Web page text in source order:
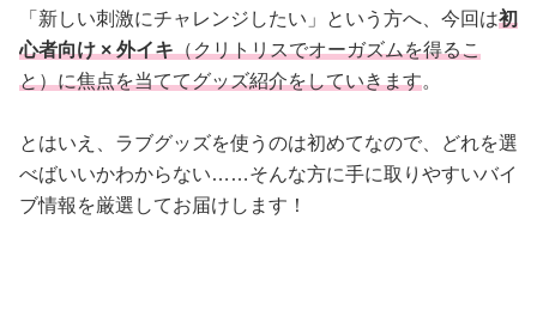
「新しい刺激にチャレンジしたい」という方へ、今回は初
心者向け × 外イキ（クリトリスでオーガズムを得るこ
と）に焦点を当ててグッズ紹介をしていきます。
とはいえ、ラブグッズを使うのは初めてなので、どれを選
べばいいかわからない……そんな方に手に取りやすいバイ
ブ情報を厳選してお届けします！